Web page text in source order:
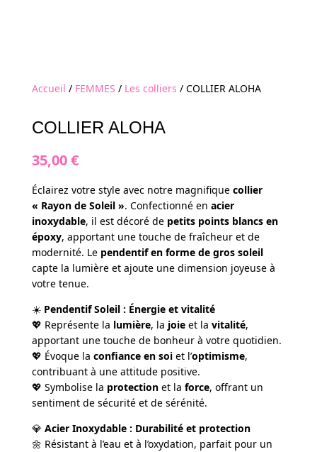
Accueil / FEMMES / Les colliers / COLLIER ALOHA
COLLIER ALOHA
35,00€
Éclairez votre style avec notre magnifique collier
« Rayon de Soleil ». Confectionné en acier
inoxydable, il est décoré de petits points blancs en
époxy, apportant une touche de fraîcheur et de
modernité. Le pendentif en forme de gros soleil
capte la lumière et ajoute une dimension joyeuse à
votre tenue.
☀️ Pendentif Soleil : Énergie et vitalité
💖 Représente la lumière, la joieet la vitalité,
apportant une touche de bonheur à votre quotidien.
💖 Évoque la confiance en soiet l’optimisme,
contribuant à une attitude positive.
💖 Symbolise la protectionet la force, offrant un
sentiment de sécurité et de sérénité.
💎 Acier Inoxydable : Durabilité et protection
🌼 Résistant à l’eau et à l’oxydation, parfait pour un